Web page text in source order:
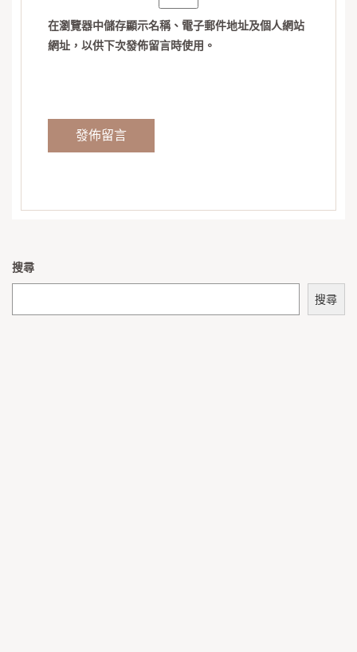
在瀏覽器中儲存顯示名稱、電子郵件地址及個人網站
網址，以供下次發佈留言時使用。
搜尋
搜尋